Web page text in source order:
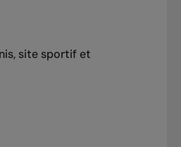
site sportif et